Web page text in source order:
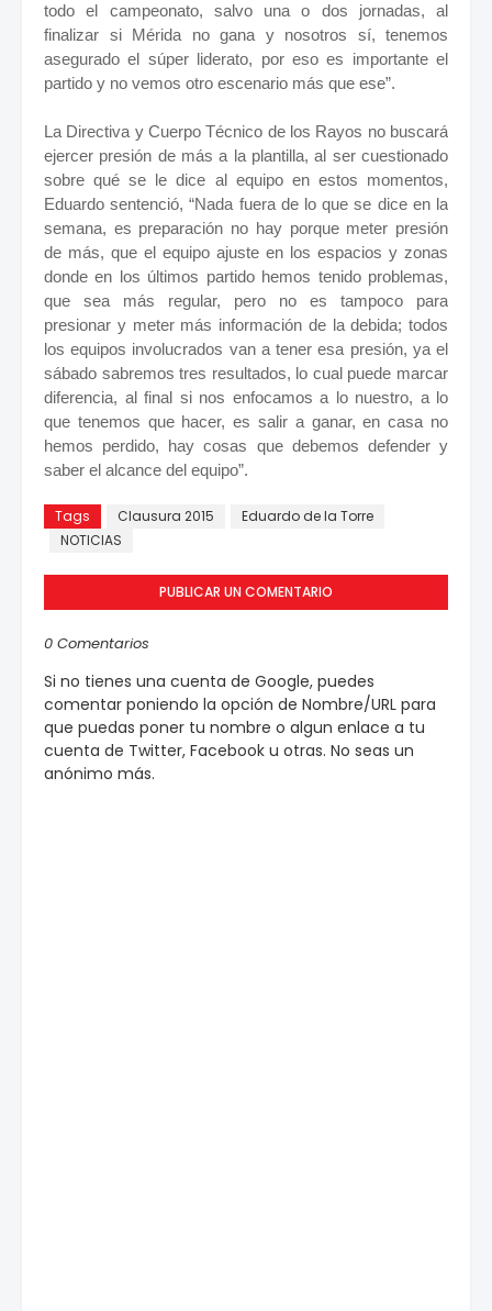
todo el campeonato, salvo una o dos jornadas, al
finalizar si Mérida no gana y nosotros sí, tenemos
asegurado el súper liderato, por eso es importante el
partido y no vemos otro escenario más que ese”.
La Directiva y Cuerpo Técnico de los Rayos no buscará
ejercer presión de más a la plantilla, al ser cuestionado
sobre qué se le dice al equipo en estos momentos,
Eduardo sentenció, “Nada fuera de lo que se dice en la
semana, es preparación no hay porque meter presión
de más, que el equipo ajuste en los espacios y zonas
donde en los últimos partido hemos tenido problemas,
que sea más regular, pero no es tampoco para
presionar y meter más información de la debida; todos
los equipos involucrados van a tener esa presión, ya el
sábado sabremos tres resultados, lo cual puede marcar
diferencia, al final si nos enfocamos a lo nuestro, a lo
que tenemos que hacer, es salir a ganar, en casa no
hemos perdido, hay cosas que debemos defender y
saber el alcance del equipo”.
Tags Clausura 2015
Eduardo de la Torre
NOTICIAS
PUBLICAR UN COMENTARIO
0 Comentarios
Si no tienes una cuenta de Google, puedes
comentar poniendo la opción de Nombre/URL para
que puedas poner tu nombre o algun enlace a tu
cuenta de Twitter, Facebook u otras. No seas un
anónimo más.